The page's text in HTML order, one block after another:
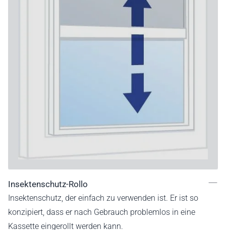
Insektenschutz-Rollo
Insektenschutz, der einfach zu verwenden ist. Er ist so
konzipiert, dass er nach Gebrauch problemlos in eine
Kassette eingerollt werden kann.